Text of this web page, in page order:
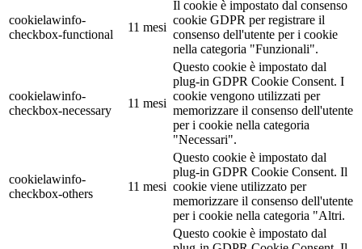
cookielawinfo-
checkbox-functional
11 mesi
Il cookie è impostato dal consenso
cookie GDPR per registrare il
consenso dell'utente per i cookie
nella categoria "Funzionali".
cookielawinfo-
checkbox-necessary
11 mesi
Questo cookie è impostato dal
plug-in GDPR Cookie Consent. I
cookie vengono utilizzati per
memorizzare il consenso dell'utente
per i cookie nella categoria
"Necessari".
cookielawinfo-
checkbox-others
11 mesi
Questo cookie è impostato dal
plug-in GDPR Cookie Consent. Il
cookie viene utilizzato per
memorizzare il consenso dell'utente
per i cookie nella categoria "Altri.
Questo cookie è impostato dal